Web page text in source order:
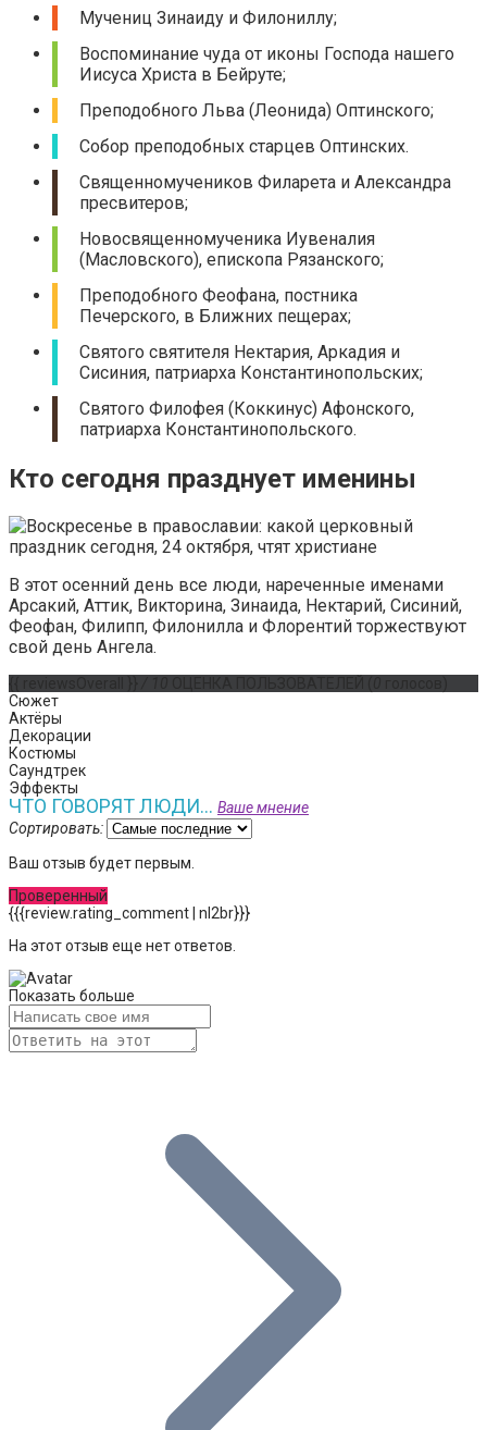
Мучениц Зинаиду и Филониллу;
Воспоминание чуда от иконы Господа нашего
Иисуса Христа в Бейруте;
Преподобного Льва (Леонида) Оптинского;
Собор преподобных старцев Оптинских.
Священномучеников Филарета и Александра
пресвитеров;
Новосвященномученика Иувеналия
(Масловского), епископа Рязанского;
Преподобного Феофана, постника
Печерского, в Ближних пещерах;
Святого святителя Нектария, Аркадия и
Сисиния, патриарха Константинопольских;
Святого Филофея (Коккинус) Афонского,
патриарха Константинопольского.
Кто сегодня празднует именины
В этот осенний день все люди, нареченные именами
Арсакий, Аттик, Викторина, Зинаида, Нектарий, Сисиний,
Феофан, Филипп, Филонилла и Флорентий торжествуют
свой день Ангела.
Сюжет
Актёры
Декорации
Костюмы
Саундтрек
Эффекты
ЧТО ГОВОРЯТ ЛЮДИ... Ваше мнение
Сортировать:
Ваш отзыв будет первым.
Проверенный
{{{review.rating_comment | nl2br}}}
На этот отзыв еще нет ответов.
Показать больше